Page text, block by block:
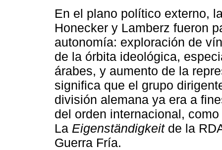
En el plano político externo,
Honecker y Lamberz fueron
autonomía: exploración de
de la órbita ideológica,
árabes, y aumento de la
significa que el grupo
división alemana ya era a
del orden internacional,
La Eigenständigkeitde la
Guerra Fría.